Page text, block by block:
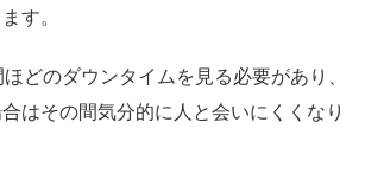
す。
どのダウンタイムを見る必要があり、
はその間気分的に人と会いにくくなり